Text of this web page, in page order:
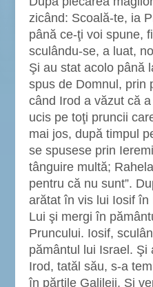
zicând: Scoală-te, ia
până ce-ţi voi spune,
sculându-se, a luat,
Şi au stat acolo până
spus de Domnul, prin
când Irod a văzut că
ucis pe toţi pruncii
mai jos, după timpul
se spusese prin
tânguire multă;
pentru că nu sunt”.
arătat în vis lui Iosif în
Lui şi mergi în
Pruncului. Iosif,
pământul lui Israel.
Irod, tatăl său, s-a
în părţile Galileii. Şi